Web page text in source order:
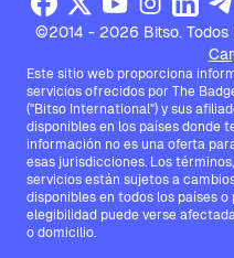
©2014 - 2026 Bitso. Todos
Este sitio web proporciona
servicios ofrecidos por The
("Bitso International") y sus
disponibles en los países donde
información no es una oferta
esas jurisdicciones. Los
servicios están sujetos a
disponibles en todos los países
elegibilidad puede verse
o domicilio.